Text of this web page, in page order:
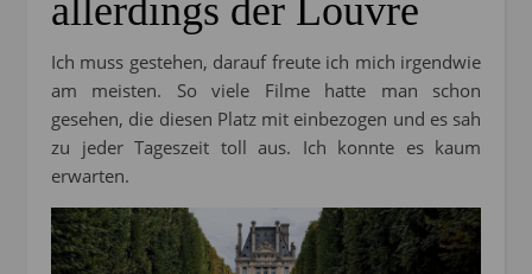
allerdings der Louvre
Ich muss gestehen, darauf freute ich mich irgendwie
am meisten. So viele Filme hatte man schon
gesehen, die diesen Platz mit einbezogen und es sah
zu jeder Tageszeit toll aus. Ich konnte es kaum
erwarten.